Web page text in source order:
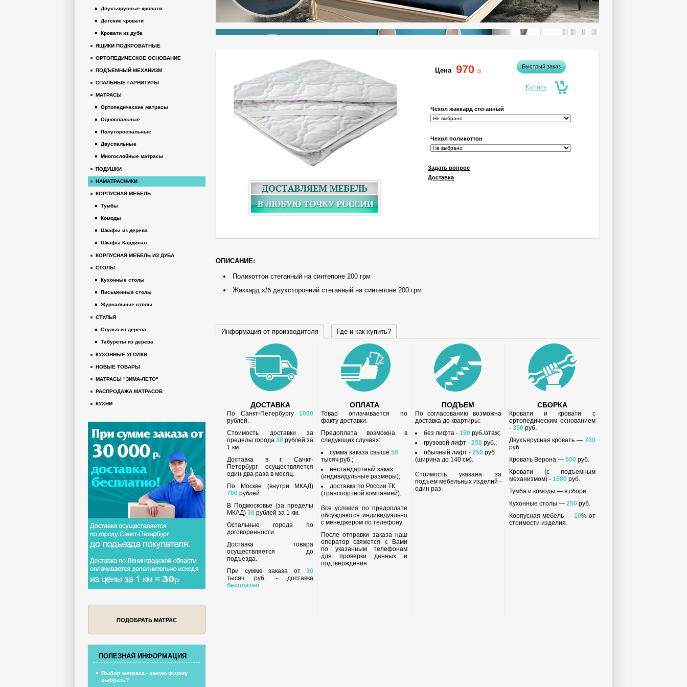
Цена 970 р.
Быстрый заказ
Чехол жаккард стеганный
Чехол поликоттон
Задать вопрос
Доставка
ОПИСАНИЕ:
Поликоттон стеганный на синтепоне 200 грм
Жаккард х/б двухсторонний стеганный на синтепоне 200 грм
Информация от производителя Где и как купить?
ДОСТАВКА
По Санкт-Петербургу1000
рублей.
Стоимость доставки за
пределы города30 рублей за
1 км.
Доставка в г. Санкт-
Петербург осуществляется
один-два раза в месяц.
По Москве (внутри МКАД)
700 рублей.
В Подмосковье (за пределы
МКАД)30 рублей за 1 км.
Остальные города по
договоренности.
Доставка товара
осуществляется до
подъезда.
При сумме заказа от30
тысяч руб. - доставка
бесплатно
ОПЛАТА
Товар оплачивается по
факту доставки.
Предоплата возможна в
следующих случаях:
сумма заказа свыше50
тысяч руб.;
нестандартный заказ
(индивидульные размеры);
доставка по России ТК
(транспортной компанией).
Все условия по предоплате
обсуждаются индивидуально
с менеджером по телефону.
После отправки заказа наш
оператор свяжется с Вами
по указанным телефонам
для проверки данных и
подтверждения.
ПОДЪЕМ
По согласованию возможна
доставка до квартиры:
без лифта - 150руб./этаж;
грузовой лифт - 250руб.;
обычный лифт - 250руб
(ширина до 140 см).
Стоимость указана за
подъем мебельных изделий -
один раз.
СБОРКА
Кровати и кровати с
ортопедическим основанием
- 350руб.
Двухъярусная кровать — 700
руб.
Кровать Верона — 500руб.
Кровати (с подъемным
механизмом) - 1500руб.
Тумба и комоды — в сборе.
Кухонные столы — 250руб.
Корпусная мебель — 10% от
стоимости изделия.
Двухъярусные кровати
Детские кровати
Кровати из дуба
ЯЩИКИ ПОДКРОВАТНЫЕ
ОРТОПЕДИЧЕСКОЕ ОСНОВАНИЕ
ПОДЪЕМНЫЙ МЕХАНИЗМ
СПАЛЬНЫЕ ГАРНИТУРЫ
МАТРАСЫ
Ортопедические матрасы
Односпальные
Полутороспальные
Двуспальные
Многослойные матрасы
ПОДУШКИ
НАМАТРАСНИКИ
КОРПУСНАЯ МЕБЕЛЬ
Тумбы
Комоды
Шкафы из дерева
Шкафы Кардинал
КОРПУСНАЯ МЕБЕЛЬ ИЗ ДУБА
СТОЛЫ
Кухонные столы
Письменные столы
Журнальные столы
СТУЛЬЯ
Стулья из дерева
Табуреты из дерева
КУХОННЫЕ УГОЛКИ
НОВЫЕ ТОВАРЫ
МАТРАСЫ "ЗИМА-ЛЕТО"
РАСПРОДАЖА МАТРАСОВ
КУХНИ
ПОДОБРАТЬ МАТРАС
ПОЛЕЗНАЯ ИНФОРМАЦИЯ
Выбор матраса - какую фирму
выбрать?